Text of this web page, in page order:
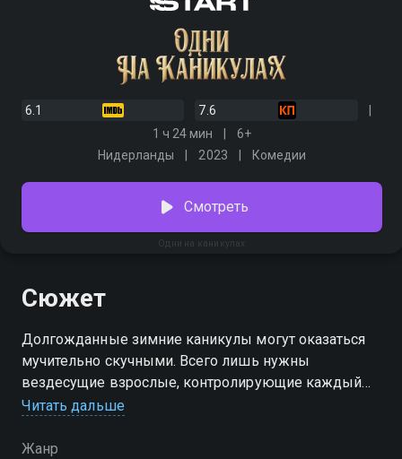
6.1
7.6
1 ч 24 мин
6+
Нидерланды
2023 Комедии
Одни на каникулах
Смотреть
Сюжет
Долгожданные зимние каникулы могут оказаться
мучительно скучными. Всего лишь нужны
вездесущие взрослые, контролирующие каждый
шаг. 11-летняя Ава знает это не понаслышке.
строгими родителями. Но одним чудесным утром
Читать дальше
Жанр